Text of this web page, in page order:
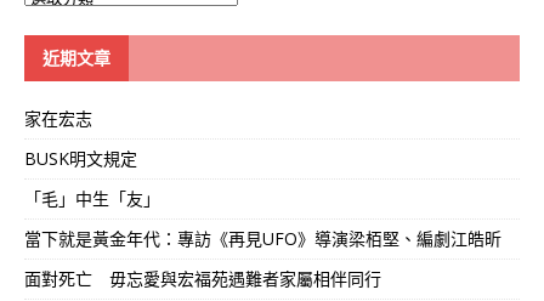
近期文章
家在宏志
BUSK明文規定
「毛」中生「友」
當下就是黃金年代：專訪《再見UFO》導演梁栢堅、編劇江皓昕
面對死亡 毋忘愛與宏福苑遇難者家屬相伴同行